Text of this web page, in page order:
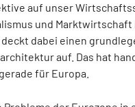
auf unser
und Marktwirtschaft
dabei einen
auf. Das hat
für Europa.